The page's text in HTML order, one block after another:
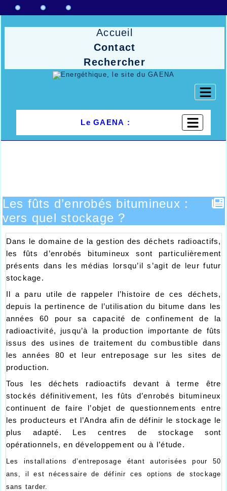
Accueil
Contact
Rechercher
Le GAENA :
Les fûts d’enrobés bitumineux :
vers quel stockage ?
Dans le domaine de la gestion des déchets radioactifs,
les fûts d’enrobés bitumineux sont particulièrement
présents dans les médias lorsqu’il s’agit de leur futur
stockage.
Il a paru utile de rappeler l’histoire de ces déchets,
depuis la pertinence de l’utilisation du bitume dans les
années 60 pour sa capacité de confinement de la
radioactivité, jusqu’à la production importante de fûts
issus des usines de traitement du combustible dans
les années 80 et leur entreposage sur les sites de
production.
Tous les déchets radioactifs devant à terme être
stockés définitivement, les fûts d’enrobés bitumineux
continuent de faire l’objet de questionnements entre
les producteurs et l’Andra afin de définir le stockage le
plus adapté. Les centres de stockage sont
opérationnels, en développement ou à l’étude.
Les installations d’entreposage étant autorisées pour 50
ans, il est nécessaire de définir ces options de stockage
sans tarder.